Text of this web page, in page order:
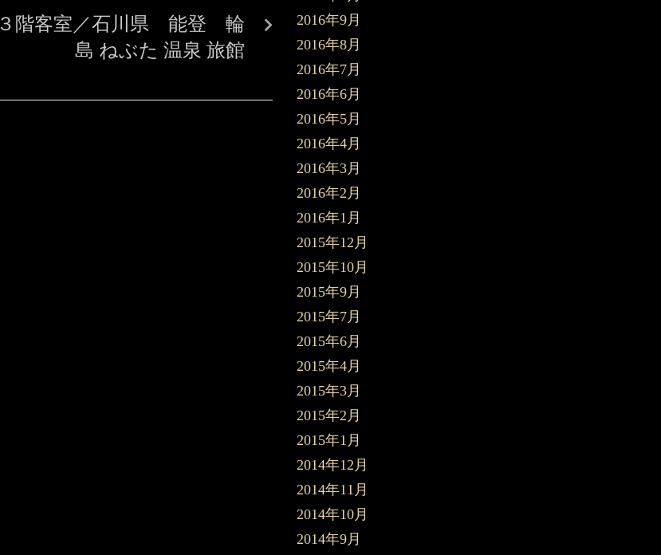
３階客室／石川県 能登 輪
島 ねぶた 温泉 旅館
2016年9月
2016年8月
2016年7月
2016年6月
2016年5月
2016年4月
2016年3月
2016年2月
2016年1月
2015年12月
2015年10月
2015年9月
2015年7月
2015年6月
2015年4月
2015年3月
2015年2月
2015年1月
2014年12月
2014年11月
2014年10月
2014年9月